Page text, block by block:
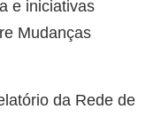
e iniciativas
Mudanças
da Rede de